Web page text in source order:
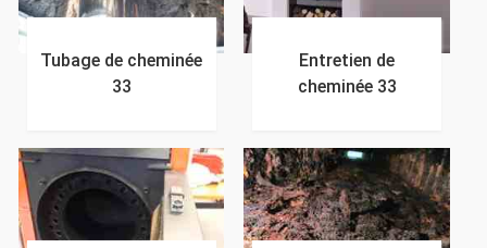
Tubage de cheminée
33
Entretien de
cheminée 33